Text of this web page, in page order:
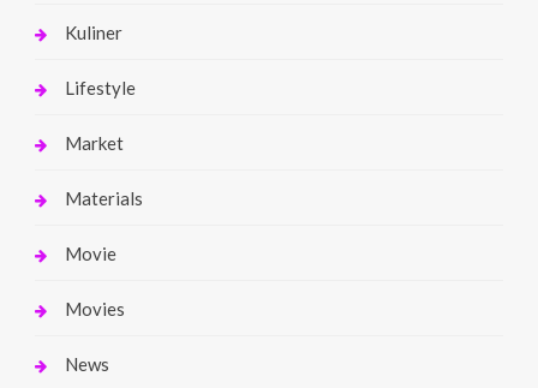
Kuliner
Lifestyle
Market
Materials
Movie
Movies
News